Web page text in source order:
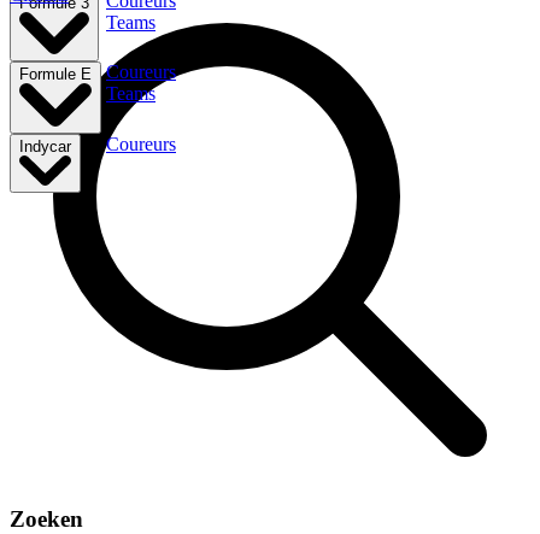
Teams
Formule E
Coureurs
Teams
Indycar Coureurs
Zoeken